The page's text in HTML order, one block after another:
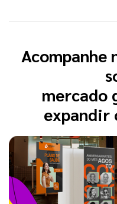
Acompanhe
mercado
expandir